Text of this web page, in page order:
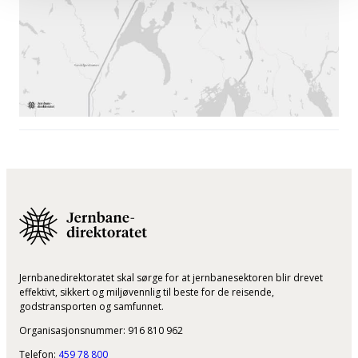
Jernbanedirektoratet skal sørge for at jernbanesektoren blir drevet
effektivt, sikkert og miljøvennlig til beste for de reisende,
godstransporten og samfunnet.
Organisasjonsnummer: 916 810 962
Telefon: 459 78 800